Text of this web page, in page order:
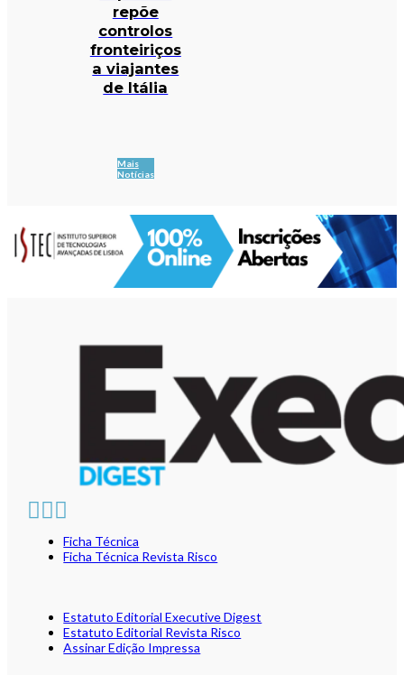
repõe
controlos
fronteiriços
a viajantes
de Itália
Mais
Notícias
Ficha Técnica
Ficha Técnica Revista Risco
Estatuto Editorial Executive Digest
Estatuto Editorial Revista Risco
Assinar Edição Impressa